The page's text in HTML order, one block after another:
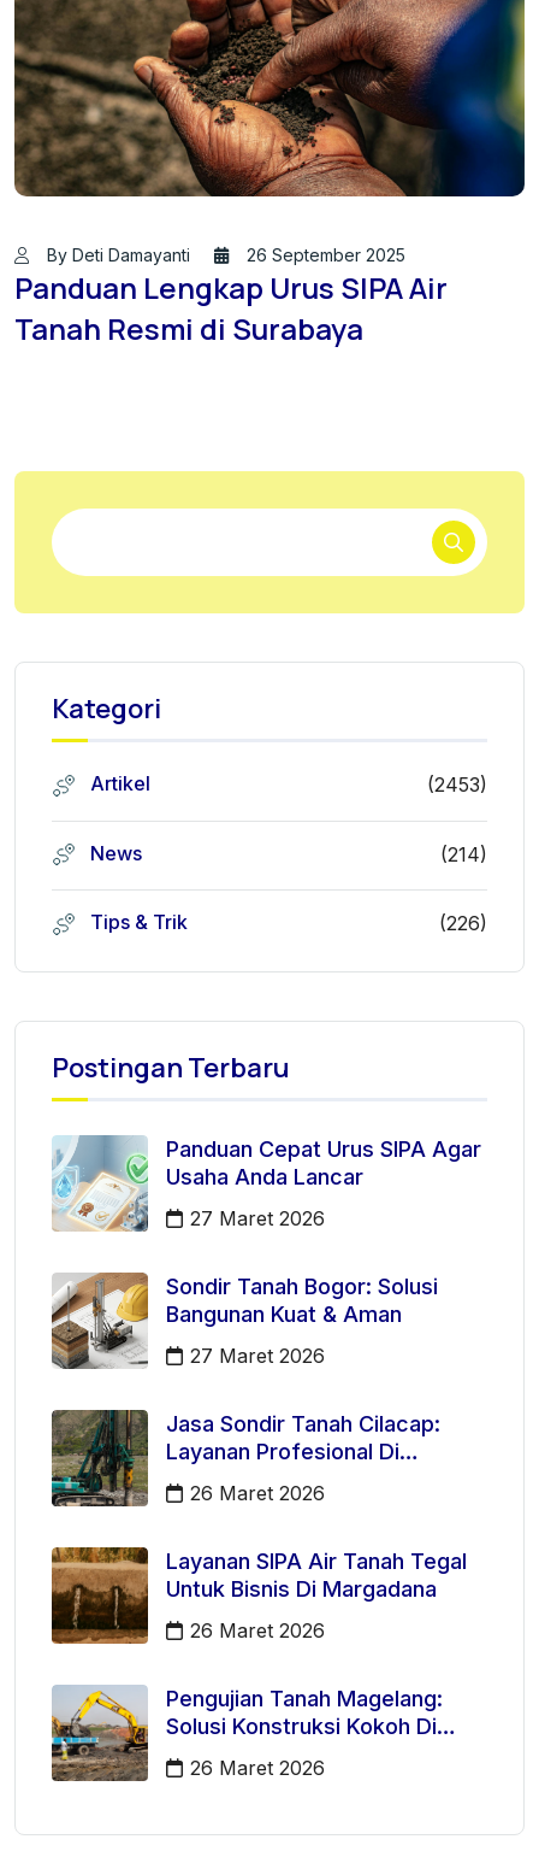
By Deti Damayanti 26 September 2025
Panduan Lengkap Urus SIPA Air
Tanah Resmi di Surabaya
Kategori
Artikel (2453)
News (214)
Tips & Trik (226)
Postingan Terbaru
Panduan Cepat Urus SIPA Agar
Usaha Anda Lancar
27 Maret 2026
Sondir Tanah Bogor: Solusi
Bangunan Kuat & Aman
27 Maret 2026
Jasa Sondir Tanah Cilacap:
Layanan Profesional Di
Kecamatan Majenang
26 Maret 2026
Layanan SIPA Air Tanah Tegal
Untuk Bisnis Di Margadana
26 Maret 2026
Pengujian Tanah Magelang:
Solusi Konstruksi Kokoh Di
Mertoyudan
26 Maret 2026